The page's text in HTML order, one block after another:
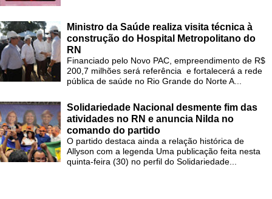
Ministro da Saúde realiza visita técnica à
construção do Hospital Metropolitano do
RN
Financiado pelo Novo PAC, empreendimento de R$
200,7 milhões será referência e fortalecerá a rede
pública de saúde no Rio Grande do Norte A...
Solidariedade Nacional desmente fim das
atividades no RN e anuncia Nilda no
comando do partido
O partido destaca ainda a relação histórica de
Allyson com a legenda Uma publicação feita nesta
quinta-feira (30) no perfil do Solidariedade...